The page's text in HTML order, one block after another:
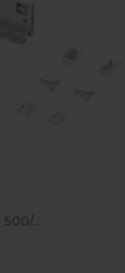
...